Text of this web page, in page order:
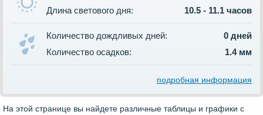
Длина светового дня:
10.5 - 11.1 часов
Количество дождливых дней:
0 дней
Количество осадков:
1.4 мм
подробная информация
На этой странице вы найдете различные таблицы и графики с